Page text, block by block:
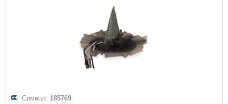
Символ: 185769